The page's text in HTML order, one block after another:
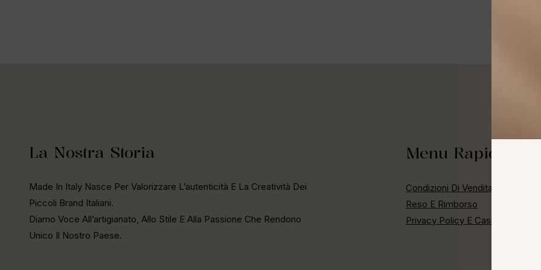
La Nostra Storia
Made In Italy Nasce Per Valorizzare L’autenticità E La Creatività Dei
Piccoli Brand Italiani.
Diamo Voce All’artigianato, Allo Stile E Alla Passione Che Rendono
Unico Il Nostro Paese.
Menu Rapido
Condizioni Di Vendita
Reso E Rimborso
Privacy Policy E Cashback